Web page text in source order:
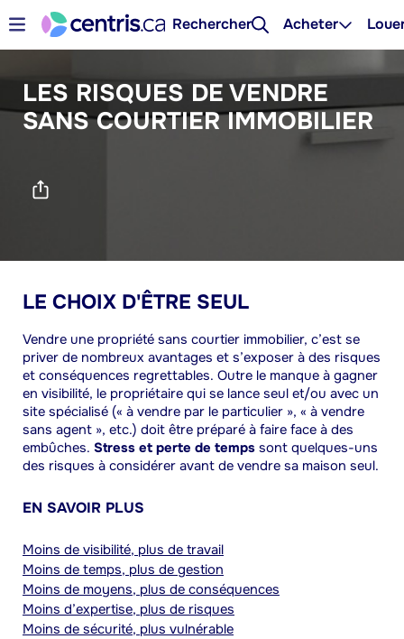
Rechercher Acheter
LES RISQUES DE VENDRE
SANS COURTIER IMMOBILIER
LE CHOIX D'ÊTRE SEUL
Vendre une propriété sans courtier immobilier, c’est se
priver de nombreux avantages et s’exposer à des risques
et conséquences regrettables. Outre le manque à gagner
en visibilité, le propriétaire qui se lance seul et/ou avec un
site spécialisé (« à vendre par le particulier », « à vendre
sans agent », etc.) doit être préparé à faire face à des
embûches. Stress et perte de temps sont quelques-uns
des risques à considérer avant de vendre sa maison seul.
EN SAVOIR PLUS
Moins de visibilité, plus de travail
Moins de temps, plus de gestion
Moins de moyens, plus de conséquences
Moins d’expertise, plus de risques
Moins de sécurité, plus vulnérable